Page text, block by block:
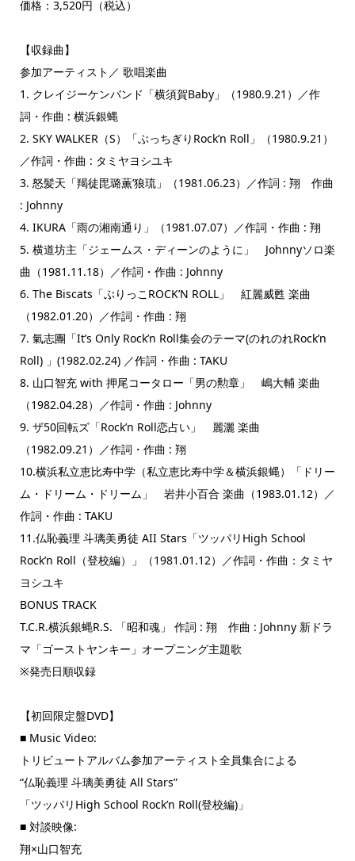
価格：3,520円（税込）
【収録曲】
参加アーティスト／ 歌唱楽曲
1. クレイジーケンバンド「横須賀Baby」（1980.9.21）／作
詞・作曲 : 横浜銀蝿
2. SKY WALKER（S）「ぶっちぎりRock’n Roll」（1980.9.21）
／作詞・作曲 : タミヤヨシユキ
3. 怒髪天「羯徒毘璐薫’狼琉」（1981.06.23）／作詞 : 翔 作曲
: Johnny
4. IKURA「雨の湘南通り」（1981.07.07）／作詞・作曲 : 翔
5. 横道坊主「ジェームス・ディーンのように」 Johnnyソロ楽
曲（1981.11.18）／作詞・作曲 : Johnny
6. The Biscats「ぶりっこROCK’N ROLL」 紅麗威甦 楽曲
（1982.01.20）／作詞・作曲 : 翔
7. 氣志團「It’s Only Rock’n Roll集会のテーマ(のれのれRock’n
Roll) 」(1982.02.24) ／作詞・作曲 : TAKU
8. 山口智充 with 押尾コータロー「男の勲章」 嶋大輔 楽曲
（1982.04.28）／作詞・作曲 : Johnny
9. ザ50回転ズ「Rock’n Roll恋占い」 麗灑 楽曲
（1982.09.21）／作詞・作曲 : 翔
10.横浜私立恵比寿中学（私立恵比寿中学＆横浜銀蝿）「ドリー
ム・ドリーム・ドリーム」 岩井小百合 楽曲（1983.01.12）／
作詞・作曲 : TAKU
11.仏恥義理 斗璃美勇徒 AII Stars「ツッパリHigh School
Rock’n Roll（登校編）」（1981.01.12）／作詞・作曲：タミヤ
ヨシユキ
BONUS TRACK
T.C.R.横浜銀蝿R.S. 「昭和魂」 作詞 : 翔 作曲 : Johnny 新ドラ
マ「ゴーストヤンキー」オープニング主題歌
※発売日順収録
【初回限定盤DVD】
■ Music Video:
トリビュートアルバム参加アーティスト全員集合による
“仏恥義理 斗璃美勇徒 All Stars”
「ツッパリHigh School Rock’n Roll(登校編)」
■ 対談映像:
翔×山口智充